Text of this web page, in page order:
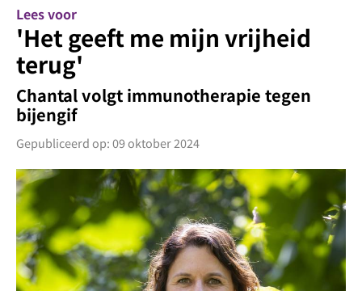
Lees voor
'Het geeft me mijn vrijheid
terug'
Chantal volgt immunotherapie tegen
bijengif
Gepubliceerd op: 09 oktober 2024